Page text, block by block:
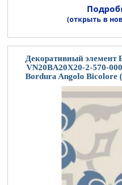
(открыть в
Декоративный элемент
VN20BA20X20-2-570-
Bordura Angolo Bicolore